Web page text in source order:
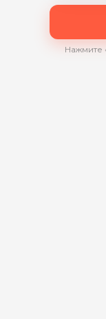
Нажмите